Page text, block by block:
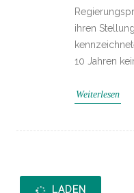
ihren
10 Jahren
Weiterlesen
LADEN